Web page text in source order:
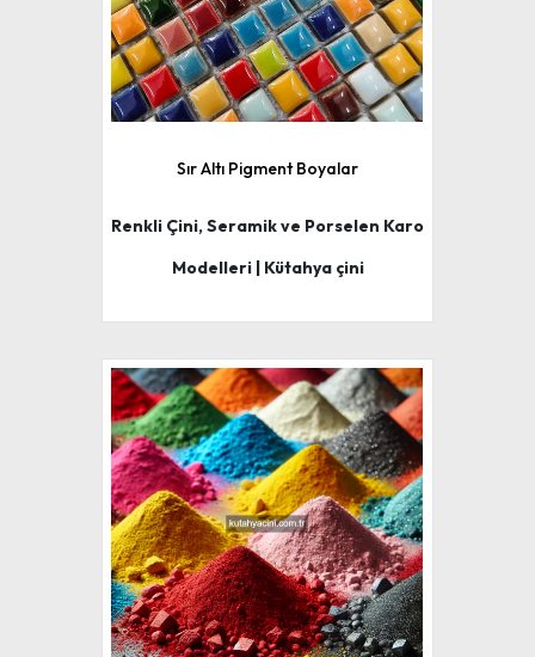
Sır Altı Pigment Boyalar
Renkli Çini, Seramik ve Porselen Karo
Modelleri | Kütahya çini